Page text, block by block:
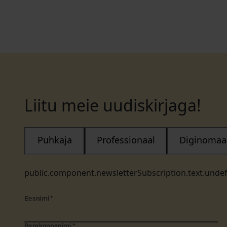
Liitu meie uudiskirjaga!
Puhkaja Professionaal
Eesnimi *